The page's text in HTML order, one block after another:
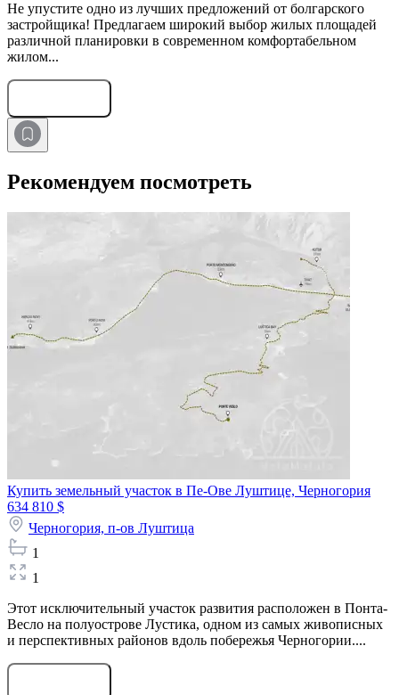
Не упустите одно из лучших предложений от болгарского
застройщика! Предлагаем широкий выбор жилых площадей
различной планировки в современном комфортабельном
жилом...
Рекомендуем посмотреть
Купить земельный участок в Пе-Ове Луштице, Черногория
634 810 $
Черногория, п-ов Луштица
1
1
Этот исключительный участок развития расположен в Понта-
Весло на полуострове Лустика, одном из самых живописных
и перспективных районов вдоль побережья Черногории....